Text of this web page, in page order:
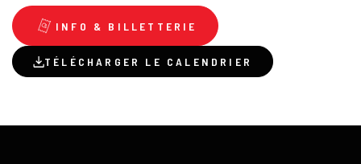
INFO & BILLETTERIE
TÉLÉCHARGER LE CALENDRIER